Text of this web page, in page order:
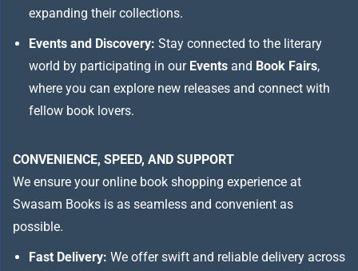
expanding their collections.
Events and Discovery: Stay connected to the literary
world by participating in our Events and Book Fairs,
where you can explore new releases and connect with
fellow book lovers.
CONVENIENCE, SPEED, AND SUPPORT
We ensure your online book shopping experience at
Swasam Books is as seamless and convenient as
possible.
Fast Delivery: We offer swift and reliable delivery across